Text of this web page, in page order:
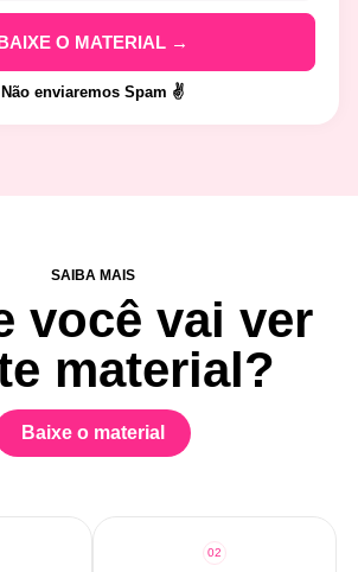
Não enviaremos Spam ✌️
SAIBA MAIS
você vai ver
material?
Baixe o material
02